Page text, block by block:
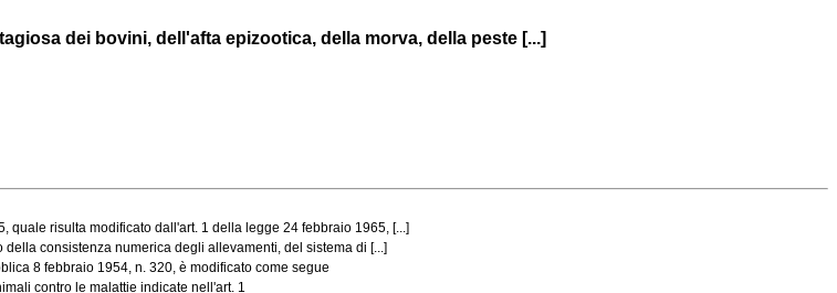
dei bovini, dell'afta epizootica, della morva, della peste [...]
risulta modificato dall'art. 1 della legge 24 febbraio 1965, [...]
consistenza numerica degli allevamenti, del sistema di [...]
8 febbraio 1954, n. 320, è modificato come segue
contro le malattie indicate nell'art. 1